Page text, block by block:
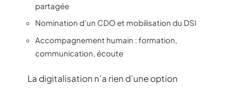
partagée
Nomination d’un CDO et mobilisation du DSI
Accompagnement humain : formation,
communication, écoute
La digitalisation n’a rien d’une option